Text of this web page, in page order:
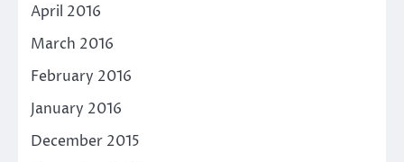
April 2016
March 2016
February 2016
January 2016
December 2015